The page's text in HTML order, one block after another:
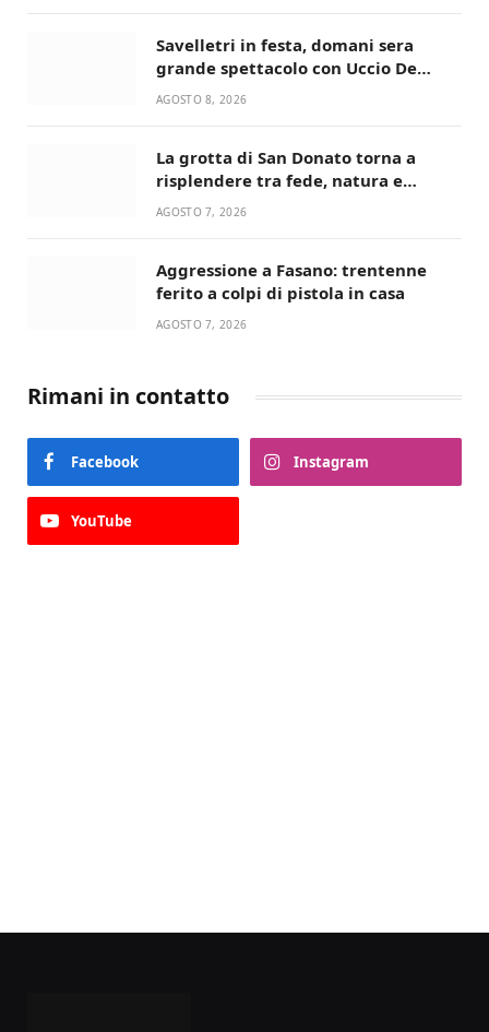
Savelletri in festa, domani sera
grande spettacolo con Uccio De
Santis
AGOSTO 8, 2026
La grotta di San Donato torna a
risplendere tra fede, natura e
devozione
AGOSTO 7, 2026
Aggressione a Fasano: trentenne
ferito a colpi di pistola in casa
AGOSTO 7, 2026
Rimani in contatto
Facebook Instagram
YouTube